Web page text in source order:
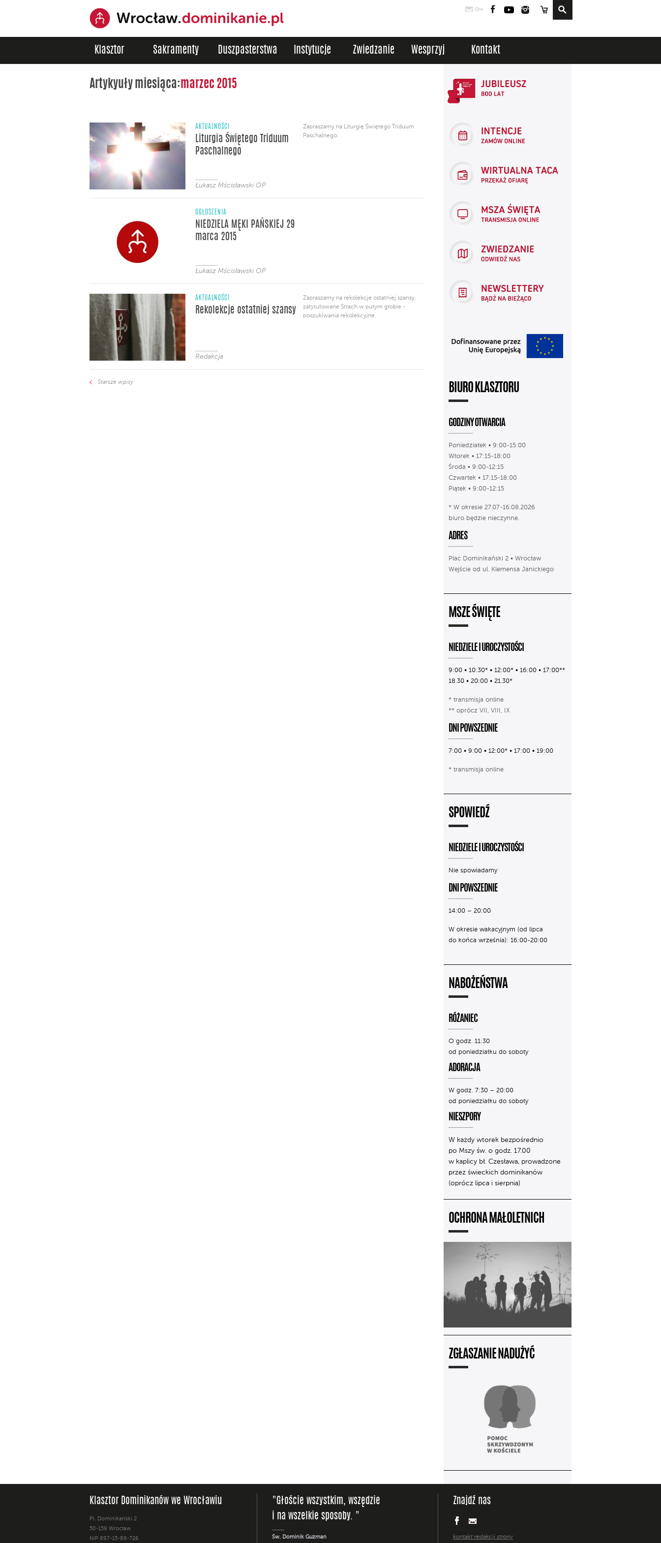
PocztaLogowanie
FacebookYouTubeInstagram
Sklep
Klasztor Sakramenty Duszpasterstwa Instytucje Zwiedzanie Wesprzyj Kontakt
Artykyuły miesiąca: marzec 2015
AKTUALNOŚCI
Liturgia Świętego Triduum
Paschalnego
Łukasz Mścisławski OP
Zapraszamy na Liturgię Świętego Triduum
Paschalnego:
OGŁOSZENIA
NIEDZIELA MĘKI PAŃSKIEJ 29
marca 2015
Łukasz Mścisławski OP
AKTUALNOŚCI
Rekolekcje ostatniej szansy
Redakcja
Zapraszamy na rekolekcje ostatniej szansy,
zatytułowane Strach w putym grobie -
poszukiwania rekolekcyjne.
Starsze wpisy
BIURO KLASZTORU
GODZINY OTWARCIA
Poniedziałek • 9:00-15:00
Wtorek • 17:15-18:00
Środa • 9:00-12:15
Czwartek • 17:15-18:00
Piątek • 9:00-12:15
* W okresie 27.07-16.08.2026
biuro będzie nieczynne.
ADRES
Plac Dominikański 2 • Wrocław
Wejście od ul. Klemensa Janickiego
MSZE ŚWIĘTE
NIEDZIELE I UROCZYSTOŚCI
9:00 • 10:30* • 12:00* • 16:00 • 17:00**
18.30 • 20:00 • 21.30*
* transmisja online
** oprócz VII, VIII, IX
DNI POWSZEDNIE
7:00 • 9:00 • 12:00* • 17:00 • 19:00
* transmisja online
SPOWIEDŹ
NIEDZIELE I UROCZYSTOŚCI
Nie spowiadamy
DNI POWSZEDNIE
14:00 – 20:00
W okresie wakacyjnym (od lipca
do końca września): 16:00-20:00
NABOŻEŃSTWA
RÓŻANIEC
O godz. 11:30
od poniedziałku do soboty
ADORACJA
W godz. 7:30 – 20:00
od poniedziałku do soboty
NIESZPORY
W każdy wtorek bezpośrednio
po Mszy św. o godz. 17.00
w kaplicy bł. Czesława, prowadzone
przez świeckich dominikanów
(oprócz lipca i sierpnia)
OCHRONA MAŁOLETNICH
ZGŁASZANIE NADUŻYĆ
Klasztor Dominikanów we Wrocławiu
Pl. Dominikański 2
50-159 Wrocław
NIP 897-15-89-726
"Głoście wszystkim, wszędzie
i na wszelkie sposoby. "
Św. Dominik Guzman
Znajdź nas
kontakt redakcji strony